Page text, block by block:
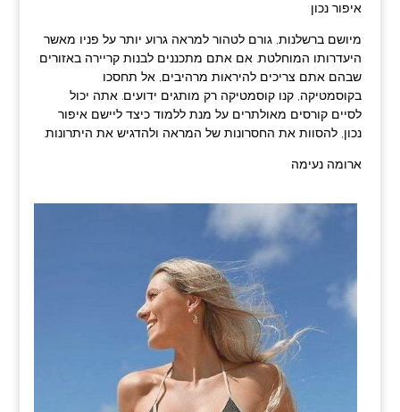
איפור נכון
מיושם ברשלנות, גורם לטהור למראה גרוע יותר על פניו מאשר
היעדרותו המוחלטת. אם אתם מתכננים לבנות קריירה באזורים
שבהם אתם צריכים להיראות מרהיבים, אל תחסכו
בקוסמטיקה, קנו קוסמטיקה רק מותגים ידועים. אתה יכול
לסיים קורסים מאולתרים על מנת ללמוד כיצד ליישם איפור
נכון, להסוות את החסרונות של המראה ולהדגיש את היתרונות.
ארומה נעימה